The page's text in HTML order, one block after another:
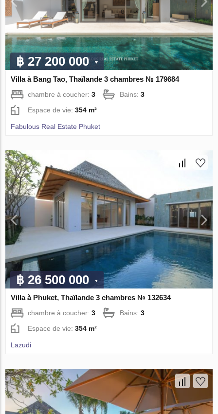
฿ 27 200 000
Villa à Bang Tao, Thaïlande 3 chambres № 179684
chambre à coucher:3 Bains:3
Espace de vie:354 m²
Fabulous Real Estate Phuket
฿ 26 500 000
Villa à Phuket, Thaïlande 3 chambres № 132634
chambre à coucher:3 Bains:3
Espace de vie:354 m²
Lazudi